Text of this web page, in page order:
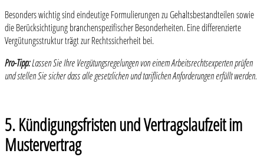
Besonders wichtig sind eindeutige Formulierungen zu Gehaltsbestandteilen sowie
die Berücksichtigung branchenspezifischer Besonderheiten. Eine differenzierte
Vergütungsstruktur trägt zur Rechtssicherheit bei.
Pro-Tipp:Lassen Sie Ihre Vergütungsregelungen von einem Arbeitsrechtsexperten prüfen
und stellen Sie sicher dass alle gesetzlichen und tariflichen Anforderungen erfüllt werden.
5. Kündigungsfristen und Vertragslaufzeit im
Mustervertrag